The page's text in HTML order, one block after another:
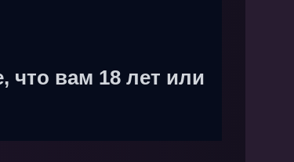
что вам 18 лет или